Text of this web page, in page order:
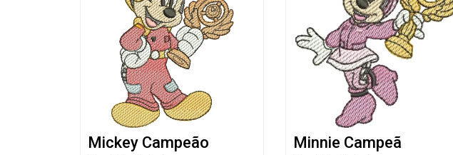
Mickey Campeão Minnie Campeã